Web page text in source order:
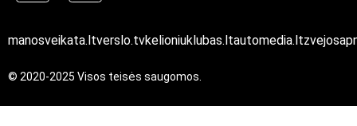
manosveikata.ltverslo.tvkelioniuklubas.ltautomedia.lt
© 2020-2025 Visos teisės saugomos.